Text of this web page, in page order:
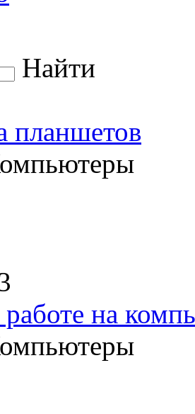
Найти
планшетов
на